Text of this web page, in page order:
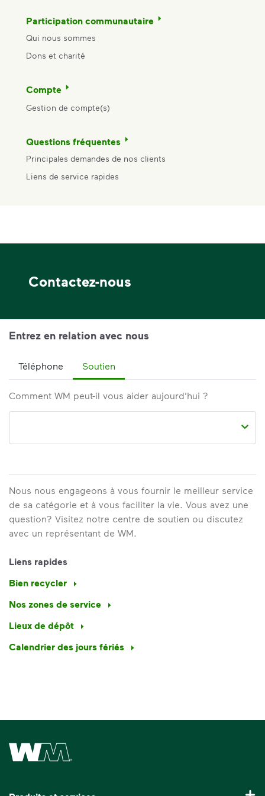
Participation communautaire
Qui nous sommes
Dons et charité
Compte
Gestion de compte(s)
Questions fréquentes
Principales demandes de nos clients
Liens de service rapides
Contactez-nous
Nous nous engageons à vous fournir le meilleur service
de sa catégorie et à vous faciliter la vie. Vous avez une
question? Visitez notre centre de soutien ou discutez
avec un représentant de WM.
Entrez en relation avec nous
Téléphone Soutien
Comment WM peut-il vous aider aujourd'hui ?
Liens rapides
Bien recycler
Nos zones de service
Lieux de dépôt
Calendrier des jours fériés
Waste Management Home